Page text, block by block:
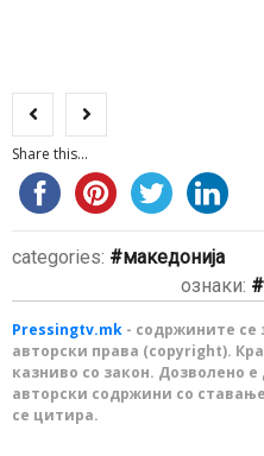
Share this...
categories:
македонија
ознаки:
Pressingtv.mk - содржините се
авторски права (copyright).
казниво со закон. Дозволено
авторски содржини со ставање
се цитира.